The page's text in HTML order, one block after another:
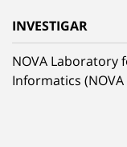
INVESTIGAR
NOVA Laboratory
Informatics (NOVA